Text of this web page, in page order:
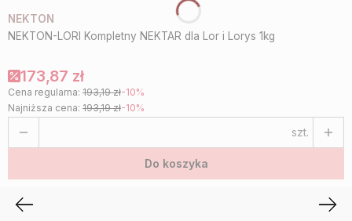
NEKTON
NEKTON-LORI Kompletny NEKTAR dla Lor i Lorys 1kg
173,87 zł
Cena regularna: 193,19 zł-10%
Najniższa cena: 193,19 zł-10%
szt.
Do koszyka